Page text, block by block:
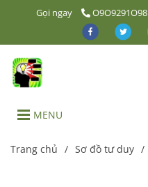
Gọi ngay O9O9291O98
MENU
Trang chủ / Sơ đồ tư duy /